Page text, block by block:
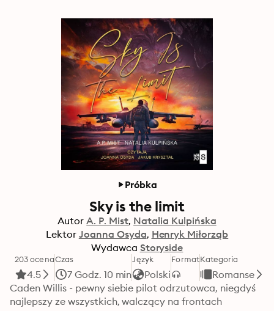
Próbka
Sky is the limit
Autor A. P. Mist Natalia Kulpińska
Lektor Joanna Osyda Henryk Miłorząb
Wydawca Storyside
203 ocena
4.5
Czas
7 Godz. 10 min
Język
Polski
FormatKategoria
Romanse
Caden Willis - pewny siebie pilot odrzutowca, niegdyś
najlepszy ze wszystkich, walczący na frontach